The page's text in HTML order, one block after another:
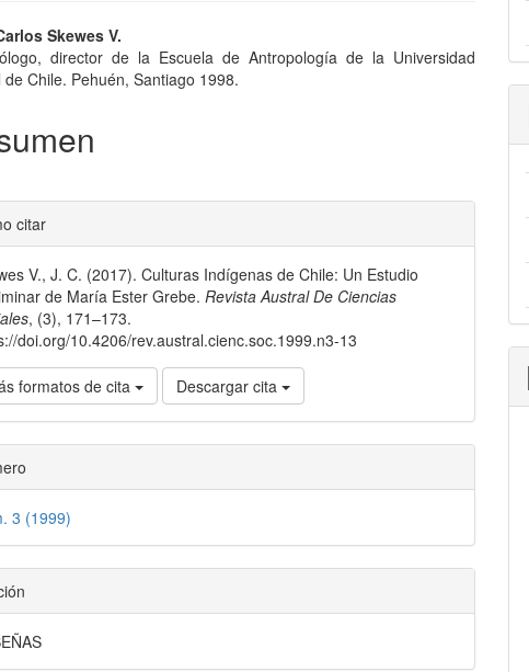
Skewes V.
director de la Escuela de Antropología de la Universidad
de Chile. Pehuén, Santiago 1998.
citar
V., J. C. (2017). Culturas Indígenas de Chile: Un Estudio
de María Ester Grebe.Revista Austral De Ciencias
, (3), 171–173.
doi.org/10.4206/rev.austral.cienc.soc.1999.n3-13
formatos de cita Descargar cita
3 (1999)